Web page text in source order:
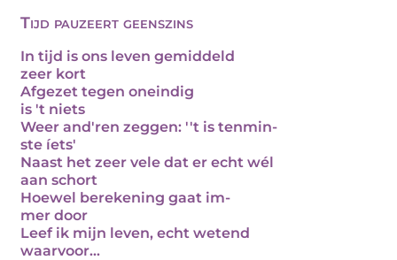
Tijd pauzeert geenszins
In tijd is ons leven gemiddeld
zeer kort
Afgezet tegen oneindig
is 't niets
Weer and'ren zeggen: ''t is tenmin-
ste íets'
Naast het zeer vele dat er echt wél
aan schort
Hoewel berekening gaat im-
mer door
Leef ik mijn leven, echt wetend
waarvoor...